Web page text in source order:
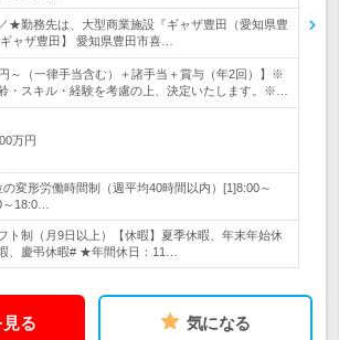
★勤務先は、大型商業施設『ギャザ豊田（愛知県豊
ャザ豊田】 愛知県豊田市喜…
円～（一律手当含む）＋諸手当＋賞与（年2回）】※
・スキル・経験を考慮の上、決定いたします。※…
万円
変形労働時間制（週平均40時間以内）[1]8:00～
18:0…
ト制（月9日以上）【休暇】夏季休暇、年末年始休
、慶弔休暇# ★年間休日：11…
る 気になる